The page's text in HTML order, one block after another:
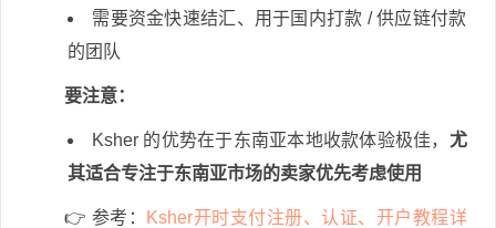
需要资金快速结汇、用于国内打款 / 供应链付款
的团队
要注意：
Ksher 的优势在于东南亚本地收款体验极佳， 尤
其适合专注于东南亚市场的卖家优先考虑使用
👉 参考： Ksher开时支付注册、认证、开户教程详